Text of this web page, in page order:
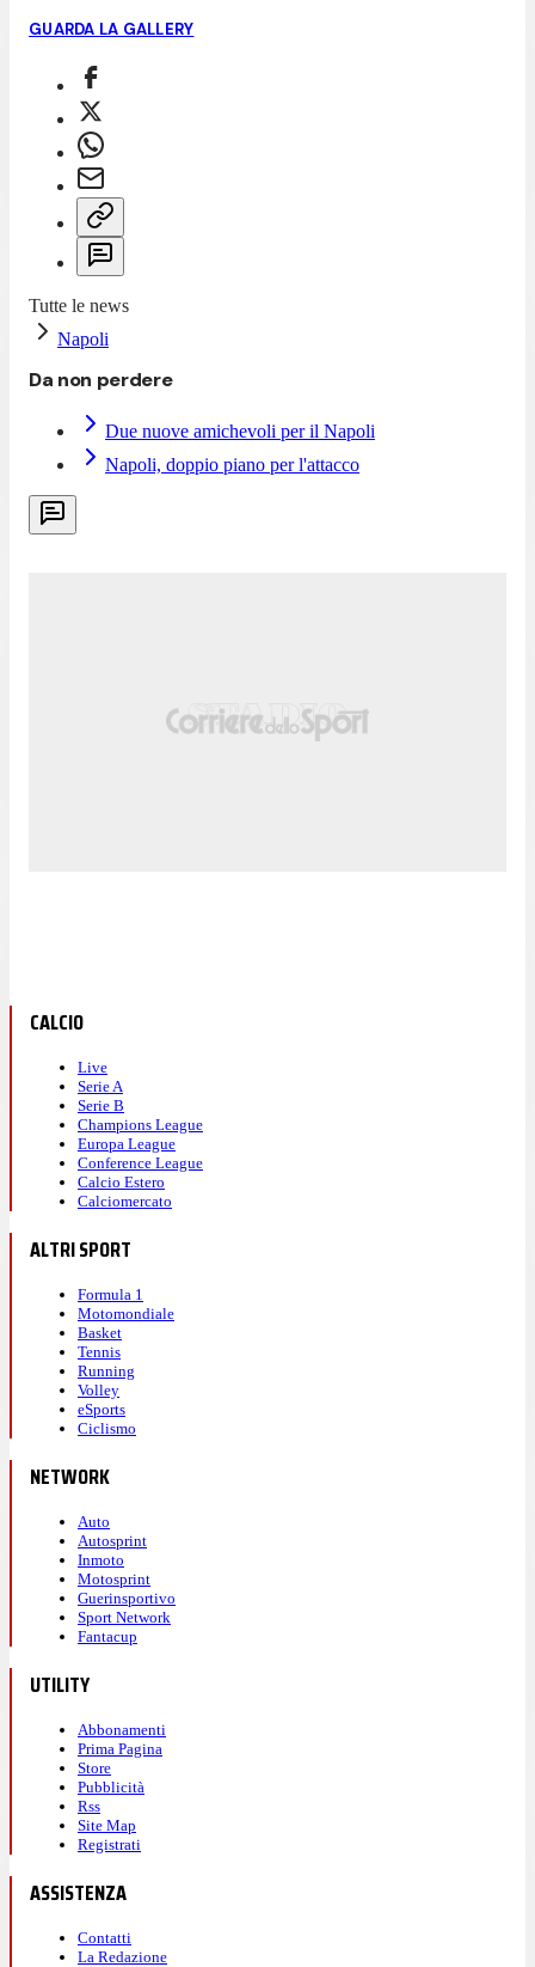
GUARDA LA GALLERY
Tutte le news
Napoli
Da non perdere
Due nuove amichevoli per il Napoli
Napoli, doppio piano per l'attacco
CALCIO
Live
Serie A
Serie B
Champions League
Europa League
Conference League
Calcio Estero
Calciomercato
ALTRI SPORT
Formula 1
Motomondiale
Basket
Tennis
Running
Volley
eSports
Ciclismo
NETWORK
Auto
Autosprint
Inmoto
Motosprint
Guerinsportivo
Sport Network
Fantacup
UTILITY
Abbonamenti
Prima Pagina
Store
Pubblicità
Rss
Site Map
Registrati
ASSISTENZA
Contatti
La Redazione